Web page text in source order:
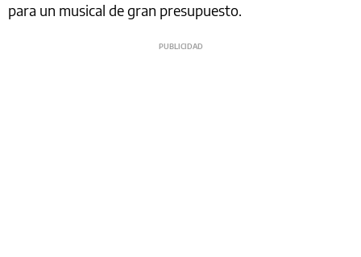
para un musical de gran presupuesto.